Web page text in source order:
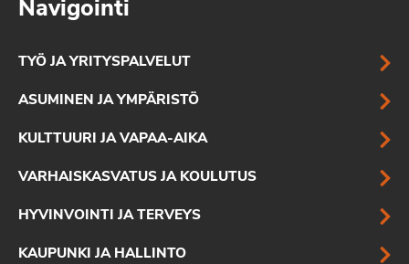
Navigointi
TYÖ JA YRITYSPALVELUT
ASUMINEN JA YMPÄRISTÖ
KULTTUURI JA VAPAA-AIKA
VARHAISKASVATUS JA KOULUTUS
HYVINVOINTI JA TERVEYS
KAUPUNKI JA HALLINTO